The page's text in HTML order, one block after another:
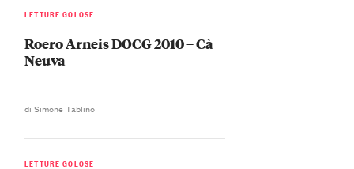
LETTURE GOLOSE
Roero Arneis DOCG 2010 – Cà
Neuva
di Simone Tablino
LETTURE GOLOSE